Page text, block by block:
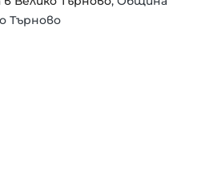
Търново